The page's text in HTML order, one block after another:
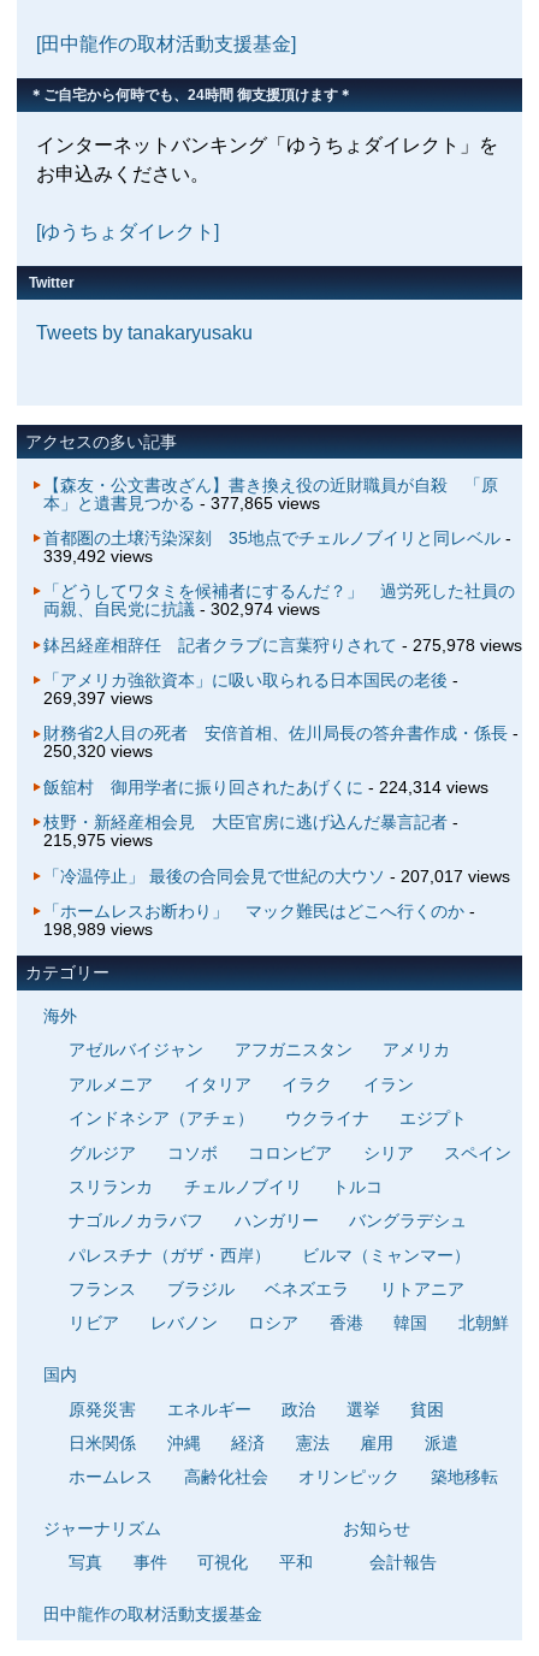
[田中龍作の取材活動支援基金]
＊ご自宅から何時でも、24時間 御支援頂けます＊
インターネットバンキング「ゆうちょダイレクト」を
お申込みください。
[ゆうちょダイレクト]
Twitter
Tweets by tanakaryusaku
アクセスの多い記事
【森友・公文書改ざん】書き換え役の近財職員が自殺 「原
本」と遺書見つかる - 377,865 views
首都圏の土壌汚染深刻 35地点でチェルノブイリと同レベル-
339,492 views
「どうしてワタミを候補者にするんだ？」 過労死した社員の
両親、自民党に抗議- 302,974 views
鉢呂経産相辞任 記者クラブに言葉狩りされて - 275,978 views
「アメリカ強欲資本」に吸い取られる日本国民の老後 -
269,397 views
財務省2人目の死者 安倍首相、佐川局長の答弁書作成・係長-
250,320 views
飯舘村 御用学者に振り回されたあげくに - 224,314 views
枝野・新経産相会見 大臣官房に逃げ込んだ暴言記者-
215,975 views
「冷温停止」 最後の合同会見で世紀の大ウソ - 207,017 views
「ホームレスお断わり」 マック難民はどこへ行くのか-
198,989 views
カテゴリー
海外
アゼルバイジャン
アフガニスタン
アメリカ
アルメニア
イタリア イラク
イラン
インドネシア（アチェ）
ウクライナ
エジプト
グルジア
コソボ コロンビア シリア
スペイン
スリランカ
チェルノブイリ
トルコ
ナゴルノカラバフ
ハンガリー
バングラデシュ
パレスチナ（ガザ・西岸）
ビルマ（ミャンマー）
フランス
ブラジル ベネズエラ
リトアニア
リビア
レバノン ロシア 香港 韓国 北朝鮮
国内
原発災害
エネルギー 政治 選挙
貧困
日米関係
沖縄 経済 憲法 雇用
派遣
ホームレス
高齢化社会 オリンピック 築地移転
ジャーナリズム
写真
事件 可視化 平和
お知らせ
会計報告
田中龍作の取材活動支援基金